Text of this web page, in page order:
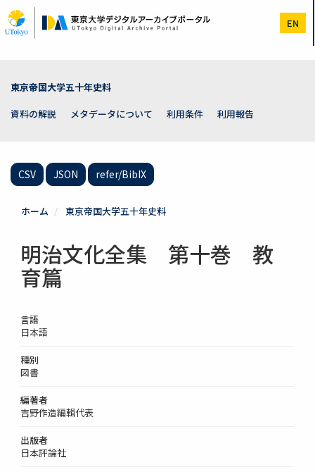
イ
ン
EN
東京帝国大学五十年史料
資料の解説
メタデータについて 利用条件 利用報告
CSV JSON refer/BibIX
ホーム 東京帝国大学五十年史料
明治文化全集 第十巻 教
育篇
言語
日本語
種別
図書
編著者
吉野作造編輯代表
出版者
日本評論社